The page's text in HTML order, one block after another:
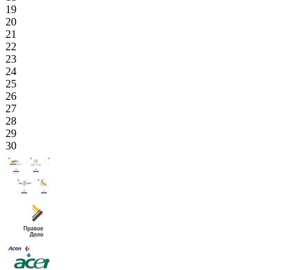
19
20
21
22
23
24
25
26
27
28
29
30